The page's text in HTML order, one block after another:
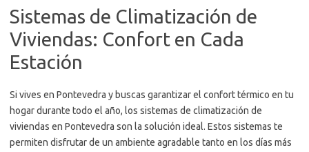
Sistemas de Climatización de
Viviendas: Confort en Cada
Estación
Si vives en Pontevedra y buscas garantizar el confort térmico en tu
hogar durante todo el año, los sistemas de climatización de
viviendas en Pontevedra son la solución ideal. Estos sistemas te
permiten disfrutar de un ambiente agradable tanto en los días más